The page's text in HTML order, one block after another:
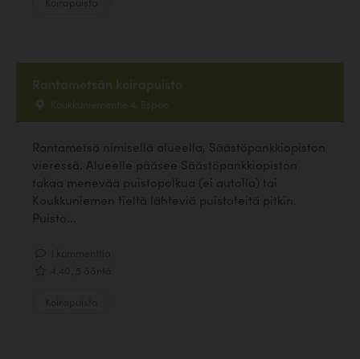
Rantametsän koirapuisto
Koukkuniementie 4, Espoo
Rantametsä nimisellä alueella, Säästöpankkiopiston
vieressä. Alueelle pääsee Säästöpankkiopiston
takaa menevää puistopolkua (ei autolla) tai
Koukkuniemen tieltä lähteviä puistoteitä pitkin.
Puisto...